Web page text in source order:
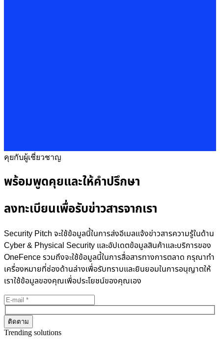
คุยกับผู้เชี่ยวชาญ
พร้อมพูดคุยและให้คำปรึกษา
ลงทะเบียนเพื่อรับข่าวสารจากเรา
Security Pitch จะใช้ข้อมูลนี้ในการส่งอีเมลแจ้งข่าวสารความรู้ในด้าน
Cyber & Physical Security และอัปเดตข้อมูลสินค้าและบริการของ
OneFence รวมถึงจะใช้ข้อมูลนี้ในการสื่อสารทางการตลาด กรุณาทำ
เครื่องหมายที่ช่องด้านล่างเพื่อรับทราบและยินยอมในการอนุญาตให้
เราใช้ข้อมูลของคุณเพื่อประโยชน์ของคุณเอง
Trending solutions